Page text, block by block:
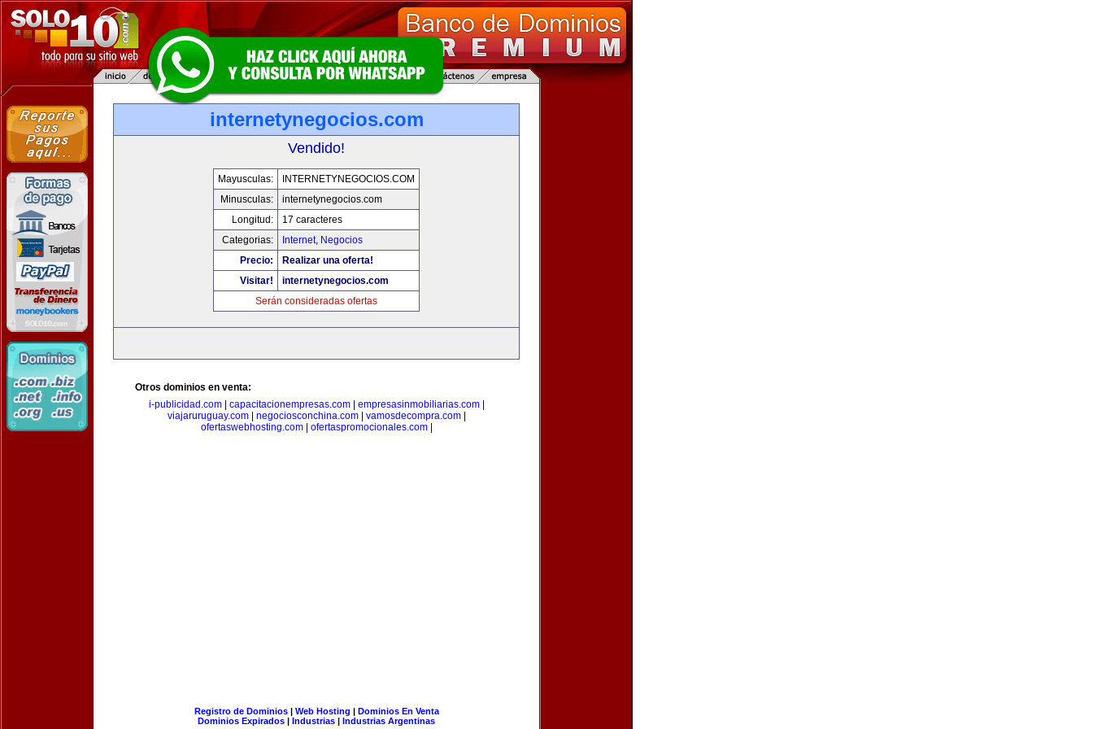
internetynegocios.com
Vendido!
Mayusculas:
INTERNETYNEGOCIOS.COM
Minusculas:
internetynegocios.com
Longitud:
17 caracteres
Categorias:
Internet, Negocios
Precio:
Realizar una oferta!
Visitar!
internetynegocios.com
Serán consideradas ofertas
Otros dominios en venta:
i-publicidad.com| capacitacionempresas.com| empresasinmobiliarias.com|
viajaruruguay.com| negociosconchina.com| vamosdecompra.com|
ofertaswebhosting.com| ofertaspromocionales.com|
Registro de Dominios| Web Hosting | Dominios En Venta
Dominios Expirados | Industrias | Industrias Argentinas